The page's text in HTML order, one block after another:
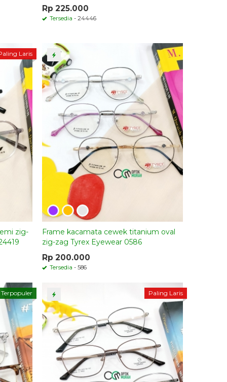
Rp 225.000
Tersedia - 24446
Laris
zig-
Frame kacamata cewek titanium oval
zig-zag Tyrex Eyewear 0586
Rp 200.000
Tersedia - 586
Terpopuler Paling Laris